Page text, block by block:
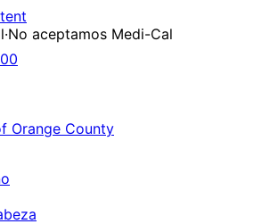
·No aceptamos Medi-Cal
Orange County